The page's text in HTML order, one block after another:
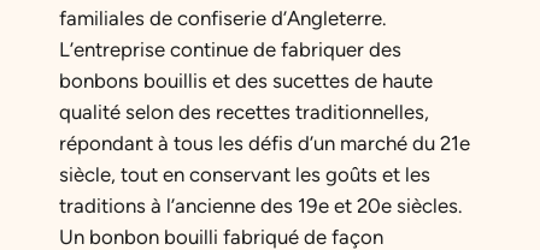
familiales de confiserie d’Angleterre.
L’entreprise continue de fabriquer des
bonbons bouillis et des sucettes de haute
qualité selon des recettes traditionnelles,
répondant à tous les défis d’un marché du 21e
siècle, tout en conservant les goûts et les
traditions à l’ancienne des 19e et 20e siècles.
Un bonbon bouilli fabriqué de façon